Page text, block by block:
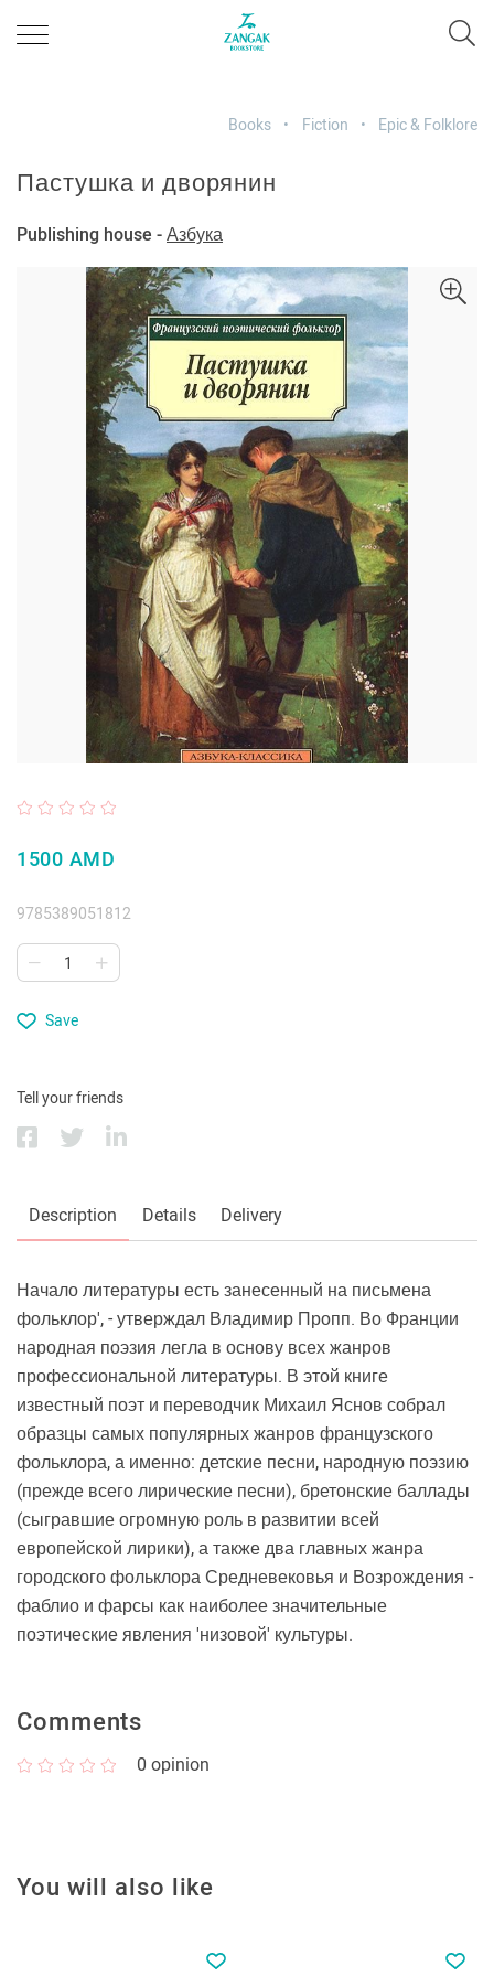
Books Fiction Epic & Folklore
Пастушка и дворянин
Publishing house - Азбука
1500 AMD
9785389051812
Save
Tell your friends
Description Details Delivery
Начало литературы есть занесенный на письмена
фольклор', - утверждал Владимир Пропп. Во Франции
народная поэзия легла в основу всех жанров
профессиональной литературы. В этой книге
известный поэт и переводчик Михаил Яснов собрал
образцы самых популярных жанров французского
фольклора, а именно: детские песни, народную поэзию
(прежде всего лирические песни), бретонские баллады
(сыгравшие огромную роль в развитии всей
европейской лирики), а также два главных жанра
городского фольклора Средневековья и Возрождения -
фаблио и фарсы как наиболее значительные
поэтические явления 'низовой' культуры.
Comments
0 opinion
You will also like